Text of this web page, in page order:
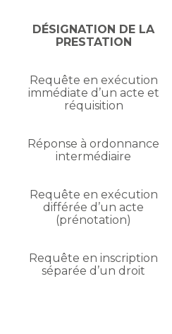
DÉSIGNATION DE LA
PRESTATION
Requête en exécution
immédiate d’un acte et
réquisition
Réponse à ordonnance
intermédiaire
Requête en exécution
différée d’un acte
(prénotation)
Requête en inscription
séparée d’un droit